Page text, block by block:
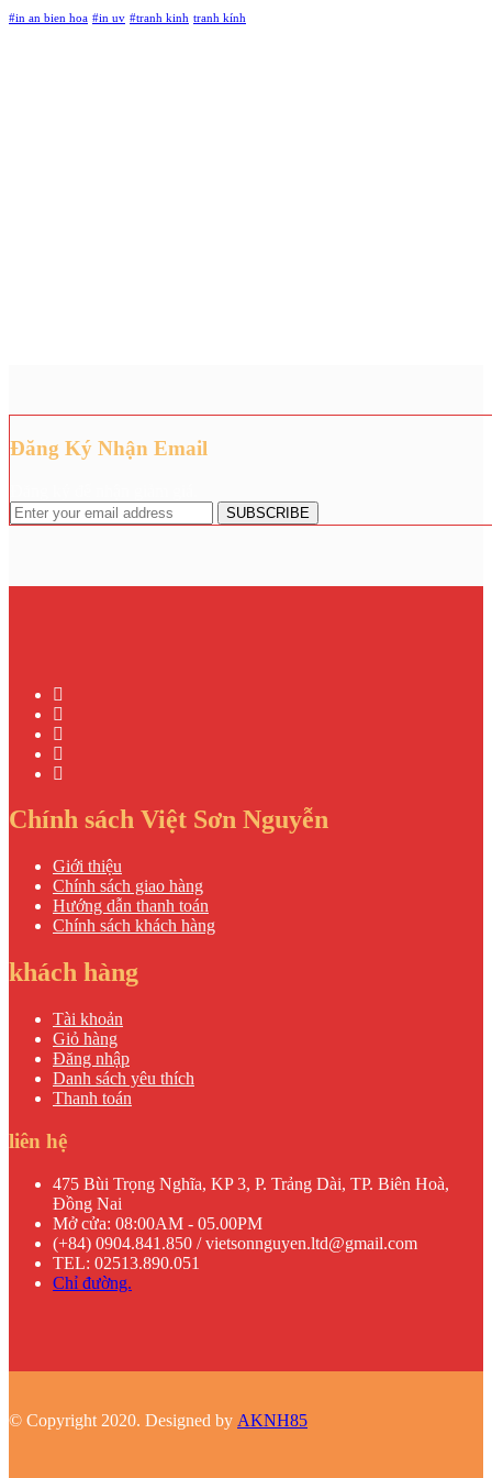
#in an bien hoa #in uv #tranh kinh tranh kính
Đăng Ký Nhận Email
Chính sách Việt Sơn Nguyễn
Giới thiệu
Chính sách giao hàng
Hướng dẫn thanh toán
Chính sách khách hàng
khách hàng
Tài khoản
Giỏ hàng
Đăng nhập
Danh sách yêu thích
Thanh toán
liên hệ
475 Bùi Trọng Nghĩa, KP 3, P. Trảng Dài, TP. Biên Hoà,
Đồng Nai
Mở cửa: 08:00AM - 05.00PM
(+84) 0904.841.850 / vietsonnguyen.ltd@gmail.com
TEL: 02513.890.051
Chỉ đường.
© Copyright 2020. Designed by AKNH85